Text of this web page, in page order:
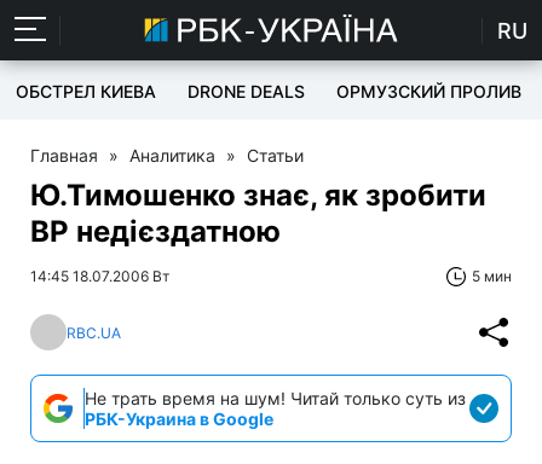
RU
ОБСТРЕЛ КИЕВА DRONE DEALS ОРМУЗСКИЙ ПРОЛИВ
Главная » Аналитика » Статьи
Ю.Тимошенко знає, як зробити
ВР недієздатною
14:45 18.07.2006 Вт 5 мин
RBC.UA
Не трать время на шум! Читай только суть из
РБК-Украина в Google